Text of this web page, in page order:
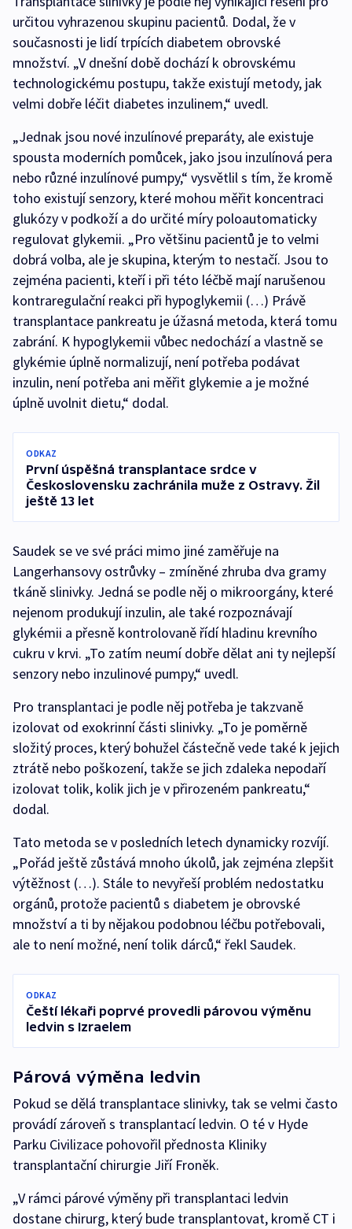
určitou vyhrazenou skupinu pacientů. Dodal, že v
současnosti je lidí trpících diabetem obrovské
množství. „V dnešní době dochází k obrovskému
technologickému postupu, takže existují metody, jak
velmi dobře léčit diabetes inzulinem,“ uvedl.
„Jednak jsou nové inzulínové preparáty, ale existuje
spousta moderních pomůcek, jako jsou inzulínová pera
nebo různé inzulínové pumpy,“ vysvětlil s tím, že kromě
toho existují senzory, které mohou měřit koncentraci
glukózy v podkoží a do určité míry poloautomaticky
regulovat glykemii. „Pro většinu pacientů je to velmi
dobrá volba, ale je skupina, kterým to nestačí. Jsou to
zejména pacienti, kteří i při této léčbě mají narušenou
kontraregulační reakci při hypoglykemii (…) Právě
transplantace pankreatu je úžasná metoda, která tomu
zabrání. K hypoglykemii vůbec nedochází a vlastně se
glykémie úplně normalizují, není potřeba podávat
inzulin, není potřeba ani měřit glykemie a je možné
úplně uvolnit dietu,“ dodal.
ODKAZ
První úspěšná transplantace srdce v
Československu zachránila muže z Ostravy. Žil
ještě 13 let
Saudek se ve své práci mimo jiné zaměřuje na
Langerhansovy ostrůvky – zmíněné zhruba dva gramy
tkáně slinivky. Jedná se podle něj o mikroorgány, které
nejenom produkují inzulin, ale také rozpoznávají
glykémii a přesně kontrolovaně řídí hladinu krevního
cukru v krvi. „To zatím neumí dobře dělat ani ty nejlepší
senzory nebo inzulinové pumpy,“ uvedl.
Pro transplantaci je podle něj potřeba je takzvaně
izolovat od exokrinní části slinivky. „To je poměrně
složitý proces, který bohužel částečně vede také k jejich
ztrátě nebo poškození, takže se jich zdaleka nepodaří
izolovat tolik, kolik jich je v přirozeném pankreatu,“
dodal.
Tato metoda se v posledních letech dynamicky rozvíjí.
„Pořád ještě zůstává mnoho úkolů, jak zejména zlepšit
výtěžnost (…). Stále to nevyřeší problém nedostatku
orgánů, protože pacientů s diabetem je obrovské
množství a ti by nějakou podobnou léčbu potřebovali,
ale to není možné, není tolik dárců,“ řekl Saudek.
ODKAZ
Čeští lékaři poprvé provedli párovou výměnu
ledvin s Izraelem
Párová výměna ledvin
Pokud se dělá transplantace slinivky, tak se velmi často
provádí zároveň s transplantací ledvin. O té v Hyde
Parku Civilizace pohovořil přednosta Kliniky
transplantační chirurgie Jiří Froněk.
„V rámci párové výměny při transplantaci ledvin
dostane chirurg, který bude transplantovat, kromě CT i